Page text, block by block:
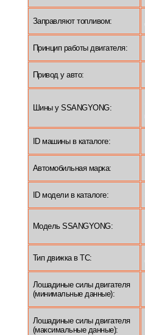
Заправляют топливом:
Принцип работы двигателя:
Привод у авто:
Шины у SSANGYONG:
ID машины в каталоге:
Автомобильная марка:
ID модели в каталоге:
Модель SSANGYONG:
Тип движка в ТС:
Лошадиные силы двигателя
(минимальные данные):
Лошадиные силы двигателя
(максимальные данные):